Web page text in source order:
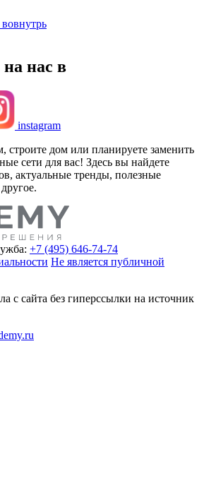
нас в
instagram
строите дом или планируете заменить
сети для вас! Здесь вы найдете
актуальные тренды, полезные
+7 (495) 646-74-74
Не является публичной
с сайта без гиперссылки на источник